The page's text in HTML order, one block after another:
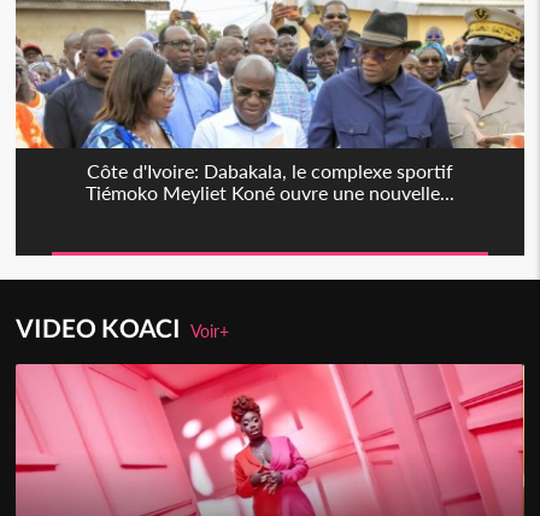
Côte d'Ivoire: Dabakala, le complexe sportif
Tiémoko Meyliet Koné ouvre une nouvelle...
VIDEO KOACIVoir+